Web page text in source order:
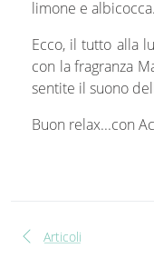
limone e
Ecco, il tutto alla
con la fragranza
sentite il suono
Buon relax...con
chevron_left Articoli